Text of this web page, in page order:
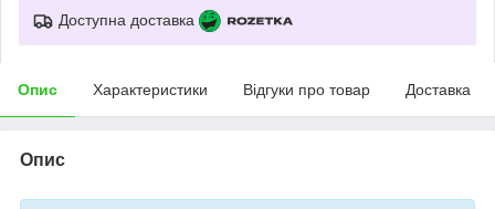
Доступна доставка
Опис Характеристики Відгуки про товар Доставка
Опис